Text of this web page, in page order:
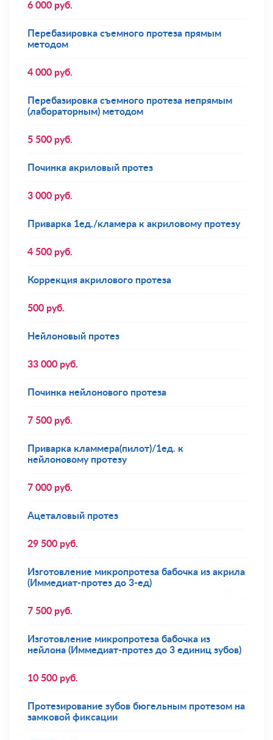
6 000 руб.
Перебазировка съемного протеза прямым
методом
4 000 руб.
Перебазировка съемного протеза непрямым
(лабораторным) методом
5 500 руб.
Починка акриловый протез
3 000 руб.
Приварка 1ед./кламера к акриловому протезу
4 500 руб.
Коррекция акрилового протеза
500 руб.
Нейлоновый протез
33 000 руб.
Починка нейлонового протеза
7 500 руб.
Приварка кламмера(пилот)/1ед. к
нейлоновому протезу
7 000 руб.
Ацеталовый протез
29 500 руб.
Изготовление микропротеза бабочка из акрила
(Иммедиат-протез до 3-ед)
7 500 руб.
Изготовление микропротеза бабочка из
нейлона (Иммедиат-протез до 3 единиц зубов)
10 500 руб.
Протезирование зубов бюгельным протезом на
замковой фиксации